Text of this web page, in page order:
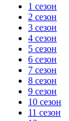
1 сезон
2 сезон
3 сезон
4 сезон
5 сезон
6 сезон
7 сезон
8 сезон
9 сезон
10 сезон
11 сезон